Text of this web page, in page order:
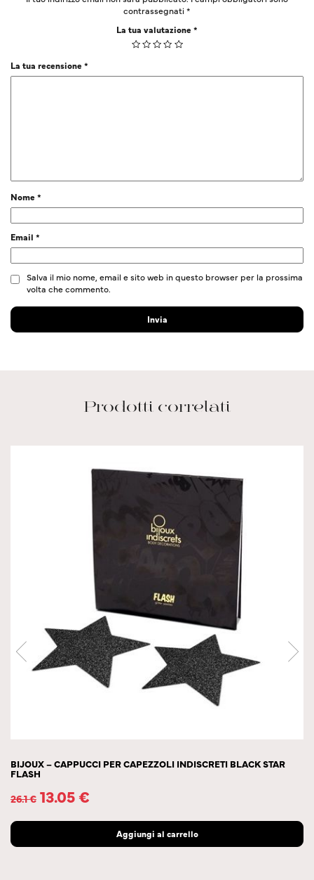
contrassegnati*
La tua valutazione*
La tua recensione*
Nome*
Email *
Salva il mio nome, email e sito web in questo browser per la prossima
volta che commento.
Prodotti correlati
BIJOUX – CAPPUCCI PER CAPEZZOLI INDISCRETI BLACK STAR
FLASH
26.1€ 13.05€
Aggiungi al carrello